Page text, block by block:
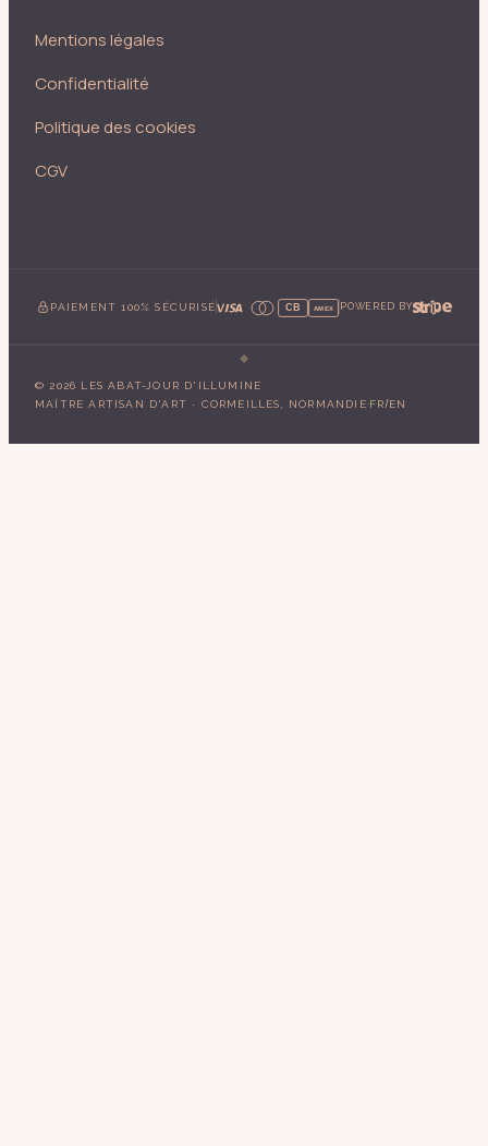
Mentions légales
Confidentialité
Politique des cookies
CGV
PAIEMENT 100% SÉCURISÉ CB AMEX POWERED BY
© 2026 LES ABAT-JOUR D'ILLUMINE
MAÎTRE ARTISAN D'ART · CORMEILLES, NORMANDIE·FR/EN